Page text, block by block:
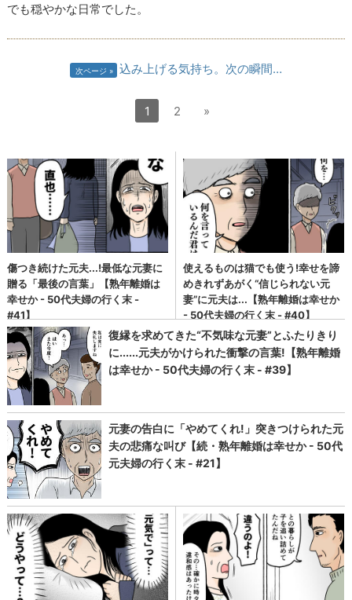
でも穏やかな日常でした。
次ページ 込み上げる気持ち。次の瞬間…
1 2 »